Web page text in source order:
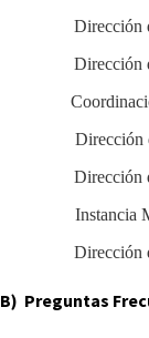
Dirección
Dirección
Dirección
Dirección
Instancia
Dirección
B) Preguntas